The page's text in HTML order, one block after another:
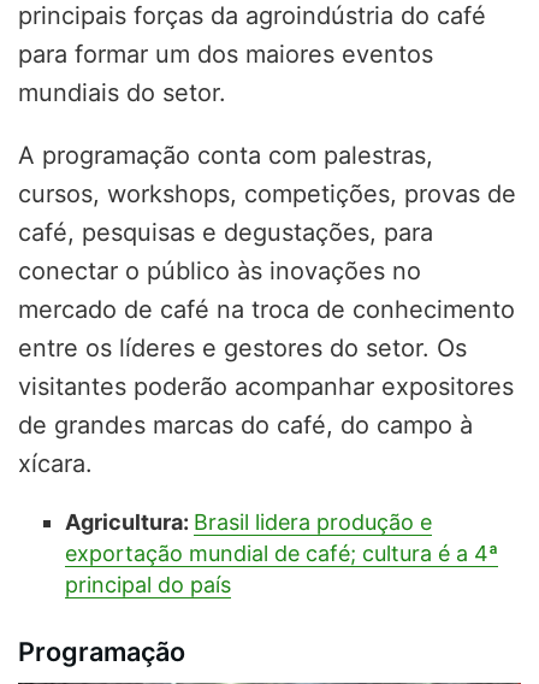
principais forças da agroindústria do café
para formar um dos maiores eventos
mundiais do setor.
A programação conta com palestras,
cursos, workshops, competições, provas de
café, pesquisas e degustações, para
conectar o público às inovações no
mercado de café na troca de conhecimento
entre os líderes e gestores do setor. Os
visitantes poderão acompanhar expositores
de grandes marcas do café, do campo à
xícara.
Agricultura: Brasil lidera produção e
exportação mundial de café; cultura é a 4ª
principal do país
Programação